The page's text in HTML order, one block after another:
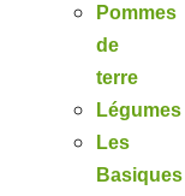
Pommes
de
terre
Légumes
Les
Basiques